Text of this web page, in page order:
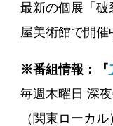
最新の個展「
屋美術館で開催
※番組情報：『
毎週木曜日 深
（関東ローカル